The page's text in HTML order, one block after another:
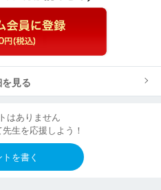
見る
はありません
生を応援しよう！
を書く